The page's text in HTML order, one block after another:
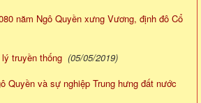
năm Ngô Quyền xưng Vương, định đô Cổ
truyền thống (05/05/2019)
Quyền và sự nghiệp Trung hưng đất nước